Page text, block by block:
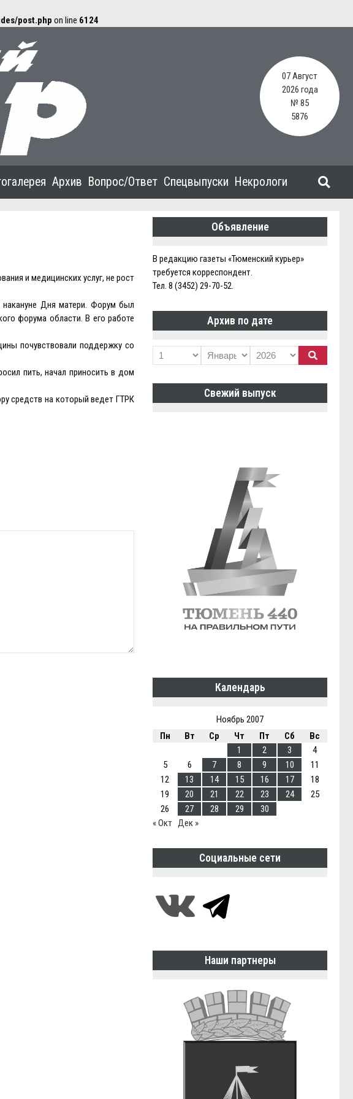
post.php on line 6124
07 Август
2026 года
№ 85
5876
Архив Вопрос/Ответ Спецвыпуски Некрологи
и медицинских услуг, не рост
Дня матери. Форум был
форума области. В его работе
почувствовали поддержку со
пить, начал приносить в дом
средств на который ведет ГТРК
Объявление
В редакцию газеты «Тюменский курьер»
требуется корреспондент.
Тел. 8 (3452) 29-70-52.
Архив по дате
Свежий выпуск
Календарь
Ноябрь 2007
Пн
Вт Ср Чт Пт Сб
Вс
1
2 3
4
5
6 7 8 9 10
11
12
13 14 15 16 17
18
19
20 21 22 23 24
25
26
27 28 29
30
« Окт Дек »
Социальные сети
Наши партнеры